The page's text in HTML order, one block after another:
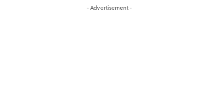
- Advertisement -